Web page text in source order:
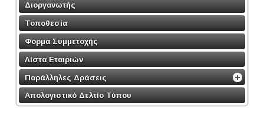
Διοργανωτής
Τοποθεσία
Φόρμα Συμμετοχής
Λίστα Εταιριών
Παράλληλες Δράσεις
Απολογιστικό Δελτίο Τύπου